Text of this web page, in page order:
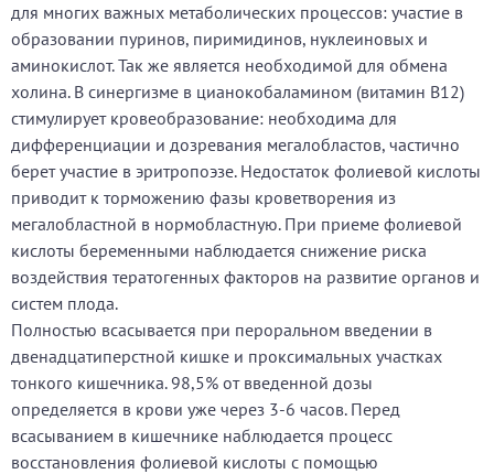
для многих важных метаболических процессов: участие в
образовании пуринов, пиримидинов, нуклеиновых и
аминокислот. Так же является необходимой для обмена
холина. В синергизме в цианокобаламином (витамин В12)
стимулирует кровеобразование: необходима для
дифференциации и дозревания мегалобластов, частично
берет участие в эритропоэзе. Недостаток фолиевой кислоты
приводит к торможению фазы кроветворения из
мегалобластной в нормобластную. При приеме фолиевой
кислоты беременными наблюдается снижение риска
воздействия тератогенных факторов на развитие органов и
систем плода.
Полностью всасывается при пероральном введении в
двенадцатиперстной кишке и проксимальных участках
тонкого кишечника. 98,5% от введенной дозы
определяется в крови уже через 3-6 часов. Перед
всасыванием в кишечнике наблюдается процесс
восстановления фолиевой кислоты с помощью